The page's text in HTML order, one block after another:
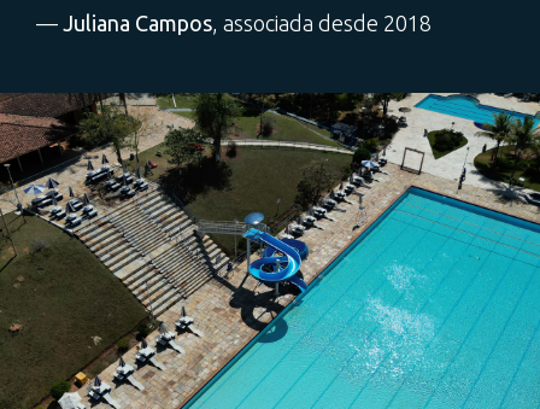
— Juliana Campos , associada desde 2018